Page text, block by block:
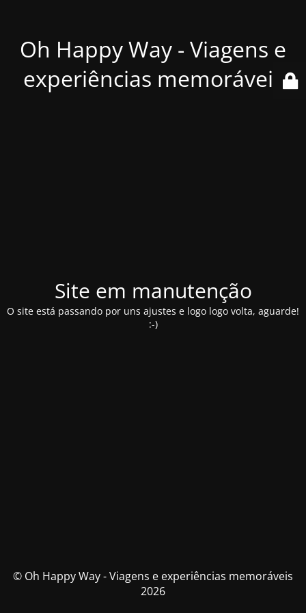
Oh Happy Way - Viagens e
experiências memoráveis
Site em manutenção
O site está passando por uns ajustes e logo logo volta, aguarde!
:-)
© Oh Happy Way - Viagens e experiências memoráveis
2026